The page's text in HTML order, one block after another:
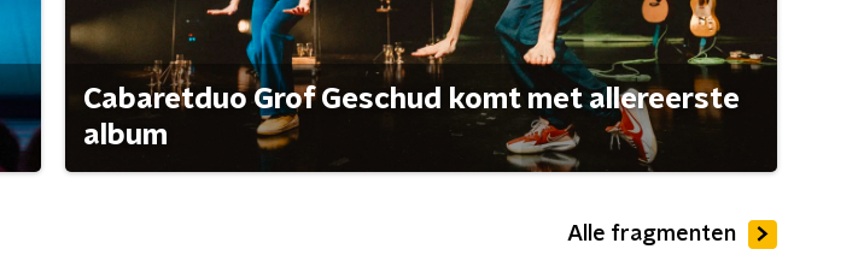
Cabaretduo Grof Geschud komt met allereerste
album
Alle fragmenten